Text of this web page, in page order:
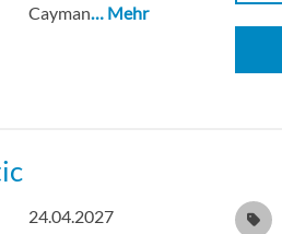
Cayman… Mehr
24.04.2027